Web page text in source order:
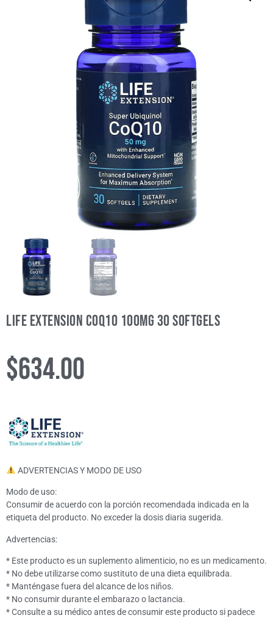
Life Extension CoQ10 100mg 30 Softgels
$634.00
ADVERTENCIAS Y MODO DE USO
Modo de uso:
Consumir de acuerdo con la porción recomendada indicada en la
etiqueta del producto. No exceder la dosis diaria sugerida.
Advertencias:
* Este producto es un suplemento alimenticio, no es un medicamento.
* No debe utilizarse como sustituto de una dieta equilibrada.
* Manténgase fuera del alcance de los niños.
* No consumir durante el embarazo o lactancia.
* Consulte a su médico antes de consumir este producto si padece